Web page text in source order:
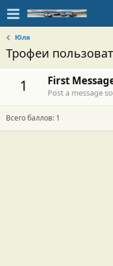
Юля
Трофеи
1 First
Post a message
Всего баллов: 1